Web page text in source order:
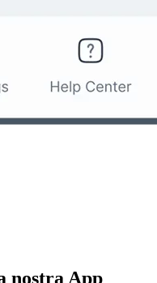
nostra App